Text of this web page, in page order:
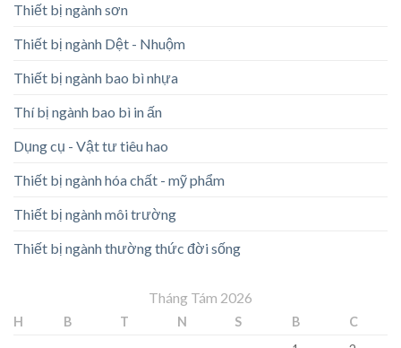
Thiết bị ngành sơn
Thiết bị ngành Dệt - Nhuộm
Thiết bị ngành bao bì nhựa
Thí bị ngành bao bì in ấn
Dụng cụ - Vật tư tiêu hao
Thiết bị ngành hóa chất - mỹ phẩm
Thiết bị ngành môi trường
Thiết bị ngành thường thức đời sống
Tháng Tám 2026
H B T N S B
C